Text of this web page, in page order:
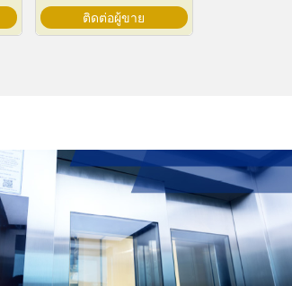
ติดต่อผู้ขาย